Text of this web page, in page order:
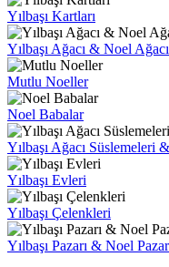
Yılbaşı Kartları
Yılbaşı Ağacı & Noel Ağacı
Mutlu Noeller
Noel Babalar
Yılbaşı Ağacı Süslemeleri
Yılbaşı Evleri
Yılbaşı Çelenkleri
Yılbaşı Pazarı & Noel